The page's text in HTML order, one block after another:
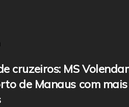
p
p
m
cruzeiros: MS
de Manaus com